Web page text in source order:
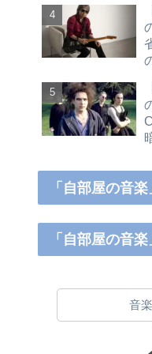
「自部屋の音
「自部屋の音
音